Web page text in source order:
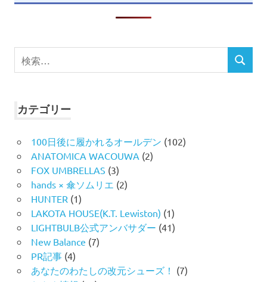
検
索
検
カテゴリー
100日後に履かれるオールデン (102)
ANATOMICA WACOUWA (2)
FOX UMBRELLAS (3)
hands × 傘ソムリエ (2)
HUNTER (1)
LAKOTA HOUSE(K.T. Lewiston) (1)
LIGHTBULB公式アンバサダー (41)
New Balance (7)
PR記事(4)
あなたのわたしの改元シューズ！ (7)